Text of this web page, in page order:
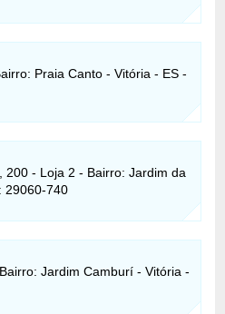
Praia Canto - Vitória - ES -
200 - Loja 2 - Bairro: Jardim da
29060-740
Jardim Camburí - Vitória -